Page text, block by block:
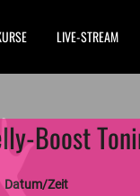
LIVE-STREAM
Boost
Datum/Zeit